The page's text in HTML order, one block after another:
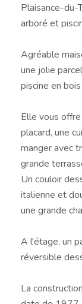
Plaisance-du-
arboré et
Agréable
une jolie
piscine en
Elle vous
placard, une
manger avec
grande
Un couloir
italienne et
une grande
A l'étage, un
réversible
La